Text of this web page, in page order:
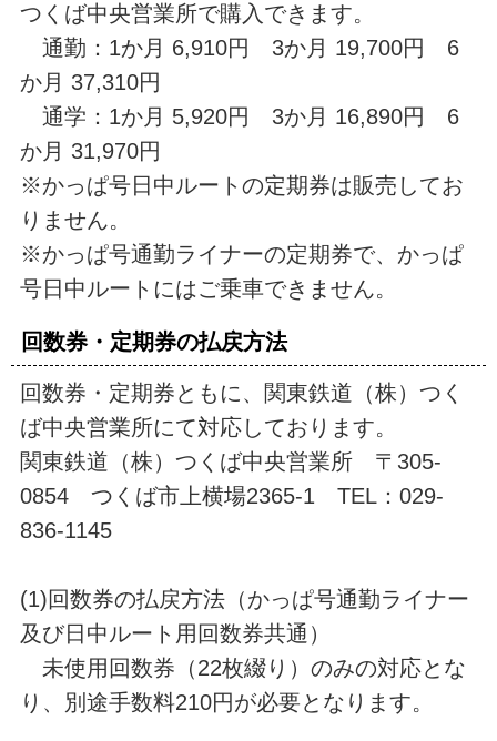
つくば中央営業所で購入できます。
通勤：1か月 6,910円 3か月 19,700円 6
か月 37,310円
通学：1か月 5,920円 3か月 16,890円 6
か月 31,970円
※かっぱ号日中ルートの定期券は販売してお
りません。
※かっぱ号通勤ライナーの定期券で、かっぱ
号日中ルートにはご乗車できません。
回数券・定期券の払戻方法
回数券・定期券ともに、関東鉄道（株）つく
ば中央営業所にて対応しております。
関東鉄道（株）つくば中央営業所 〒305-
0854 つくば市上横場2365-1 TEL：029-
836-1145
(1)回数券の払戻方法（かっぱ号通勤ライナー
及び日中ルート用回数券共通）
未使用回数券（22枚綴り）のみの対応とな
り、別途手数料210円が必要となります。